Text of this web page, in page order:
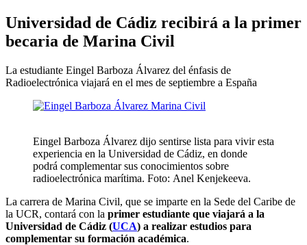
Universidad de Cádiz recibirá a la primer
becaria de Marina Civil
La estudiante Eingel Barboza Álvarez del énfasis de
Radioelectrónica viajará en el mes de septiembre a España
Eingel Barboza Álvarez dijo sentirse lista para vivir esta
experiencia en la Universidad de Cádiz, en donde
podrá complementar sus conocimientos sobre
radioelectrónica marítima. Foto: Anel Kenjekeeva.
La carrera de Marina Civil, que se imparte en la Sede del Caribe de
la UCR, contará con la primer estudiante que viajará a la
Universidad de Cádiz (UCA) a realizar estudios para
complementar su formación académica.